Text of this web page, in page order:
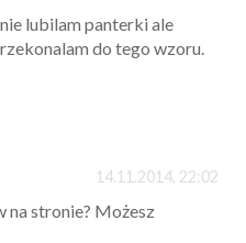
lubilam panterki ale
do tego wzoru.
14.11.2014, 22:02
na stronie? Możesz